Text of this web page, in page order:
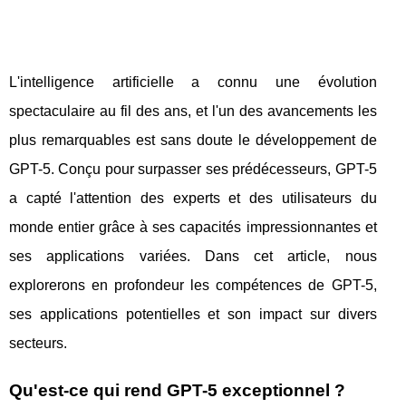
L'intelligence artificielle a connu une évolution
spectaculaire au fil des ans, et l'un des avancements les
plus remarquables est sans doute le développement de
GPT-5. Conçu pour surpasser ses prédécesseurs, GPT-5
a capté l'attention des experts et des utilisateurs du
monde entier grâce à ses capacités impressionnantes et
ses applications variées. Dans cet article, nous
explorerons en profondeur les compétences de GPT-5,
ses applications potentielles et son impact sur divers
secteurs.
Qu'est-ce qui rend GPT-5 exceptionnel ?